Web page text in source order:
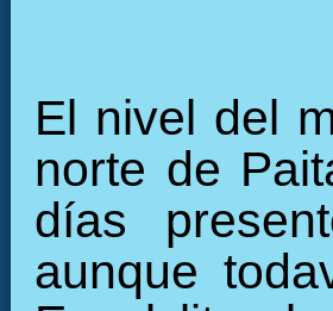
El nivel del
norte de
días
aunque